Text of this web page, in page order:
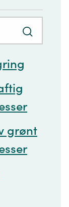
Trykk
å
søke
grønt